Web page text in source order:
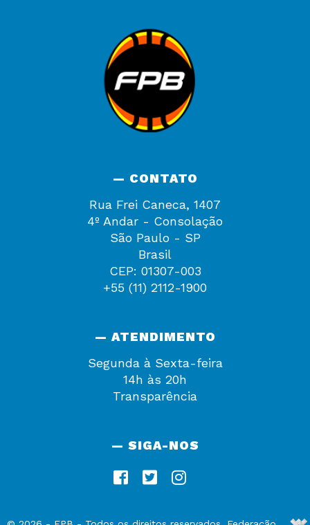
— CONTATO
Rua Frei Caneca, 1407
4º Andar - Consolação
São Paulo - SP
Brasil
CEP: 01307-003
+55 (11) 2112-1900
— ATENDIMENTO
Segunda à Sexta-feira
14h às 20h
Transparência
— SIGA-NOS